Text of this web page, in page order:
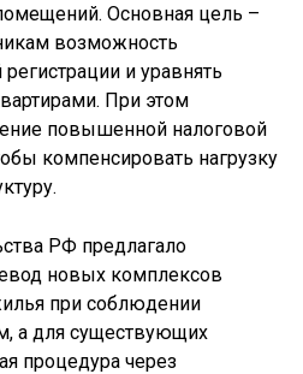
Основная цель –
возможность
и уравнять
При этом
повышенной налоговой
компенсировать нагрузку
РФ предлагало
новых комплексов
при соблюдении
а для существующих
процедура через